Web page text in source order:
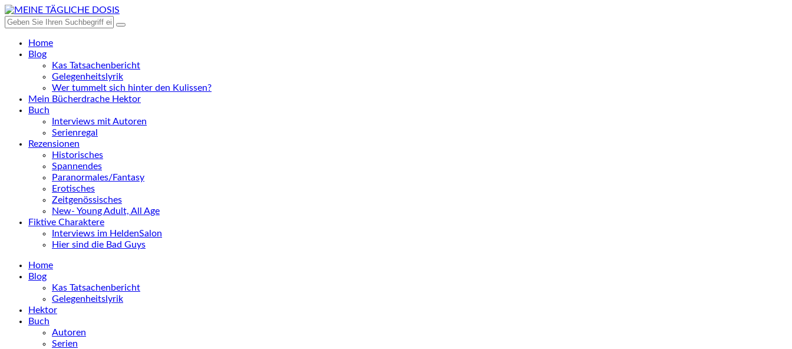
Home
Blog
Kas Tatsachenbericht
Gelegenheitslyrik
Wer tummelt sich hinter den Kulissen?
Mein Bücherdrache Hektor
Buch
Interviews mit Autoren
Serienregal
Rezensionen
Historisches
Spannendes
Paranormales/Fantasy
Erotisches
Zeitgenössisches
New- Young Adult, All Age
Fiktive Charaktere
Interviews im HeldenSalon
Hier sind die Bad Guys
Home
Blog
Kas Tatsachenbericht
Gelegenheitslyrik
Hektor
Buch
Autoren
Serien